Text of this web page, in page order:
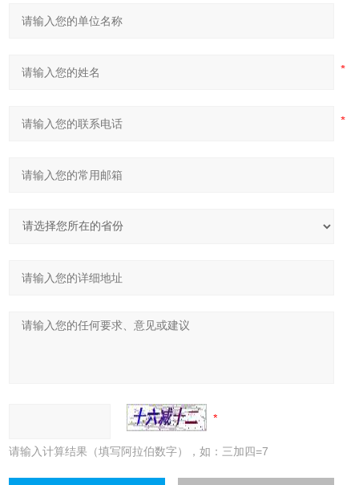
请输入计算结果（填写阿拉伯数字），如：三加四=7